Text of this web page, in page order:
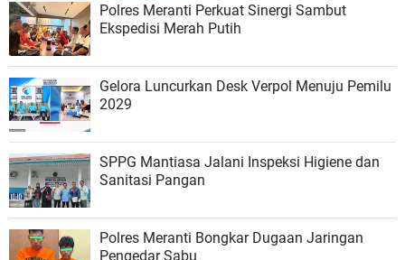
Polres Meranti Perkuat Sinergi Sambut
Ekspedisi Merah Putih
Gelora Luncurkan Desk Verpol Menuju Pemilu
2029
SPPG Mantiasa Jalani Inspeksi Higiene dan
Sanitasi Pangan
Polres Meranti Bongkar Dugaan Jaringan
Pengedar Sabu